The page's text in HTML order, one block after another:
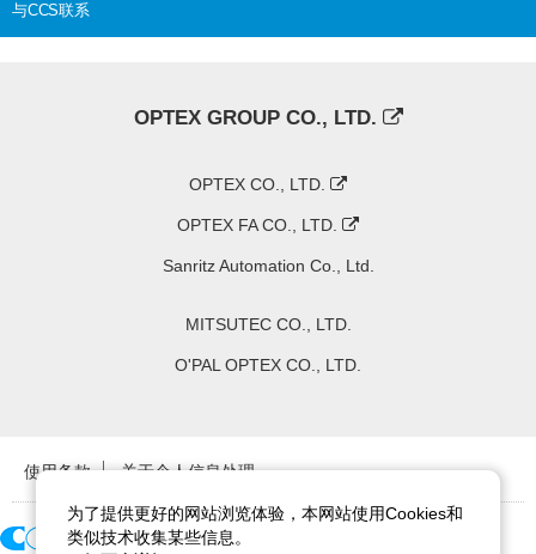
与CCS联系
OPTEX GROUP CO., LTD.
OPTEX CO., LTD.
OPTEX FA CO., LTD.
Sanritz Automation Co., Ltd.
MITSUTEC CO., LTD.
O'PAL OPTEX CO., LTD.
使用条款 关于个人信息处理
为了提供更好的网站浏览体验，本网站使用Cookies和
类似技术收集某些信息。